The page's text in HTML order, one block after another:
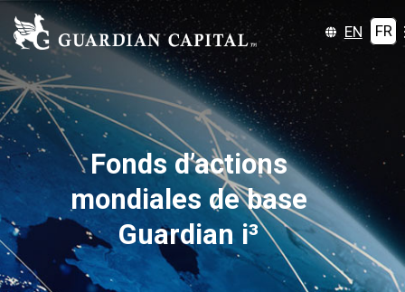
EN FR
Fonds d’actions
mondiales de base
Guardian i³